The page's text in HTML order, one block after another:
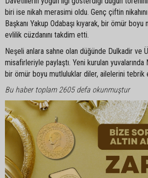
biri ise nikah merasimi oldu. Genç çiftin
Başkanı Yakup Odabaşı kıyarak, bir ömür
evlilik cüzdanını takdim etti.
Neşeli anlara sahne olan düğünde Dulkadir ve
misafirleriyle paylaştı. Yeni kurulan
bir ömür boyu mutluluklar diler, ailelerini tebrik
Bu haber toplam 2605 defa okunmuştur